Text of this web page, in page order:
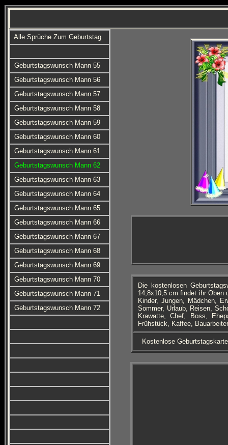
Alle Sprüche Zum Geburtstag
Geburtstagswunsch Mann 55
Geburtstagswunsch Mann 56
Geburtstagswunsch Mann 57
Geburtstagswunsch Mann 58
Geburtstagswunsch Mann 59
Geburtstagswunsch Mann 60
Geburtstagswunsch Mann 61
Geburtstagswunsch Mann 62
Geburtstagswunsch Mann 63
Geburtstagswunsch Mann 64
Geburtstagswunsch Mann 65
Geburtstagswunsch Mann 66
Geburtstagswunsch Mann 67
Geburtstagswunsch Mann 68
Geburtstagswunsch Mann 69
Geburtstagswunsch Mann 70
Geburtstagswunsch Mann 71
Geburtstagswunsch Mann 72
Die kostenlosen
14,8x10,5 cm findet ihr Oben
Kinder, Jungen, Mädchen,
Sommer, Urlaub, Reisen,
Krawatte, Chef, Boss,
Frühstück, Kaffee,
Kostenlose